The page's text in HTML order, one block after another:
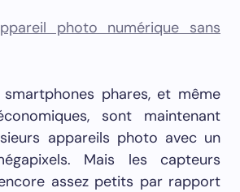
phares, et même
sont maintenant
appareils photo avec un
Mais les capteurs
assez petits par rapport